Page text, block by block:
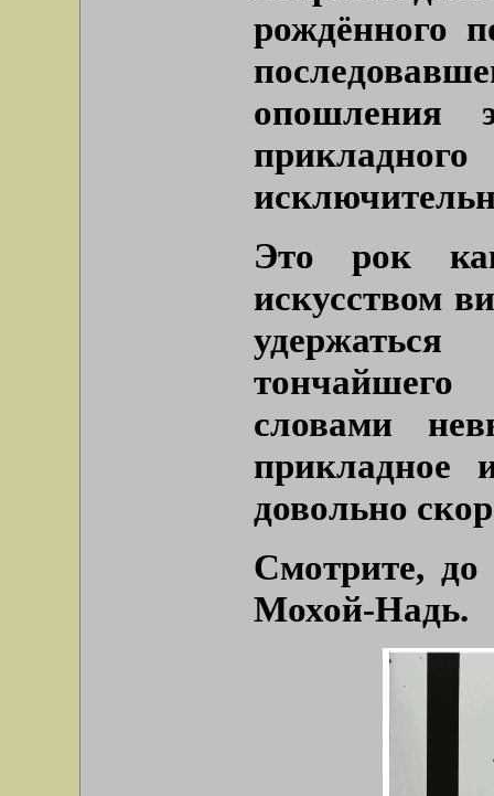
рождённого
опошления
прикладного
Это рок
искусством
словами
прикладное
довольно
Смотрите, до
Мохой-Надь.